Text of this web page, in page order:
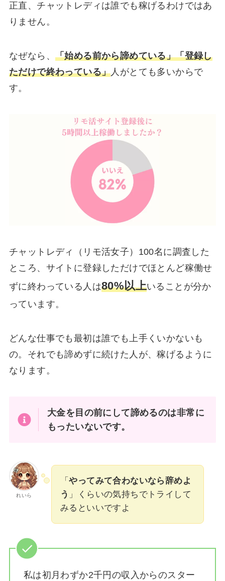
正直、チャットレディは誰でも稼げるわけではあ
りません。
なぜなら、 「始める前から諦めている」「登録し
ただけで終わっている」 人がとても多いからで
す。
チャットレディ（リモ活女子）100名に調査した
ところ、サイトに登録しただけでほとんど稼働せ
ずに終わっている人は80%以上いることが分か
っています。
どんな仕事でも最初は誰でも上手くいかないも
の。それでも諦めずに続けた人が、稼げるように
なります。
大金を目の前にして諦めるのは非常に
もったいないです。
れいら
「やってみて合わないなら辞めよ
う 」くらいの気持ちでトライして
みるといいですよ
私は初月わずか2千円の収入からのスター